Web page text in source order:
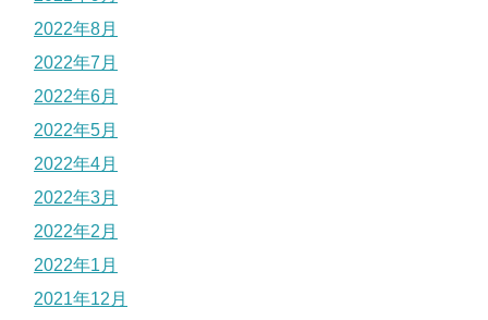
2022年8月
2022年7月
2022年6月
2022年5月
2022年4月
2022年3月
2022年2月
2022年1月
2021年12月